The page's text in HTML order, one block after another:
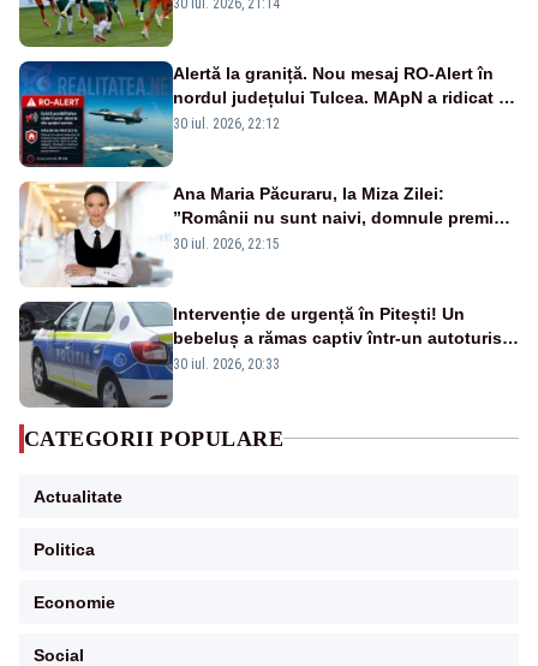
Alertă la graniță. Nou mesaj RO-Alert în
nordul județului Tulcea. MApN a ridicat de
la sol două avioane F-16
30 iul. 2026, 22:12
Ana Maria Păcuraru, la Miza Zilei:
”Românii nu sunt naivi, domnule premier
Bolojan”
30 iul. 2026, 22:15
Intervenție de urgență în Pitești! Un
bebeluș a rămas captiv într-un autoturism
din cauza unei defecțiuni
30 iul. 2026, 20:33
CATEGORII POPULARE
Actualitate
Politica
Economie
Social